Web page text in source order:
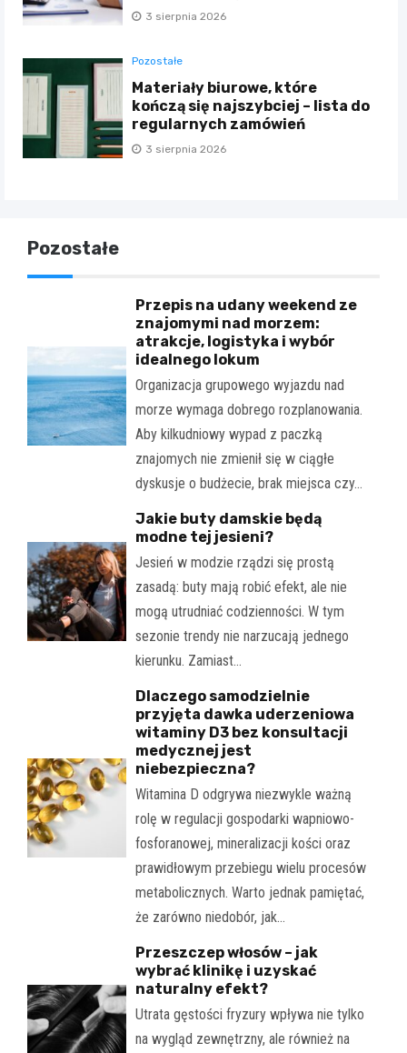
3 sierpnia 2026
Pozostałe
Materiały biurowe, które
kończą się najszybciej – lista do
regularnych zamówień
3 sierpnia 2026
Pozostałe
Przepis na udany weekend ze
znajomymi nad morzem:
atrakcje, logistyka i wybór
idealnego lokum
Organizacja grupowego wyjazdu nad
morze wymaga dobrego rozplanowania.
Aby kilkudniowy wypad z paczką
znajomych nie zmienił się w ciągłe
dyskusje o budżecie, brak miejsca czy…
Jakie buty damskie będą
modne tej jesieni?
Jesień w modzie rządzi się prostą
zasadą: buty mają robić efekt, ale nie
mogą utrudniać codzienności. W tym
sezonie trendy nie narzucają jednego
kierunku. Zamiast…
Dlaczego samodzielnie
przyjęta dawka uderzeniowa
witaminy D3 bez konsultacji
medycznej jest
niebezpieczna?
Witamina D odgrywa niezwykle ważną
rolę w regulacji gospodarki wapniowo-
fosforanowej, mineralizacji kości oraz
prawidłowym przebiegu wielu procesów
metabolicznych. Warto jednak pamiętać,
że zarówno niedobór, jak…
Przeszczep włosów – jak
wybrać klinikę i uzyskać
naturalny efekt?
Utrata gęstości fryzury wpływa nie tylko
na wygląd zewnętrzny, ale również na